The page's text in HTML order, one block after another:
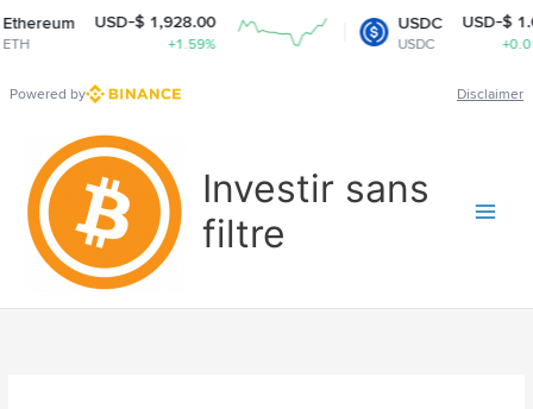
USD-$ 1,928.00
+1.59%
USDC
USDC
USD-$ 1.00
+0.01%
Powered by
Disclaimer
contenu
Investir sans
filtre